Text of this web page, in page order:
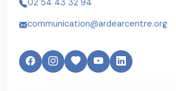
02 54 43 32 94
communication@ardearcentre.org